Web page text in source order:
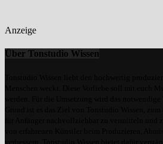
Anzeige
Über Tonstudio Wissen